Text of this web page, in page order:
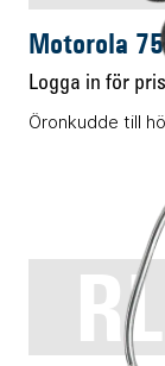
Motorola
Logga in för pris
Öronkudde till